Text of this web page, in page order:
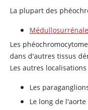
La plupart des
Médullosurrénale
Les
dans d'autres tissus
Les autres
Les
Le long de